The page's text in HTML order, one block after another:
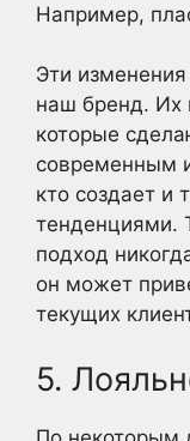
Например,
Эти
наш бренд. Их
которые
современным
кто создает и
тенденциями.
подход
он может
текущих
5.